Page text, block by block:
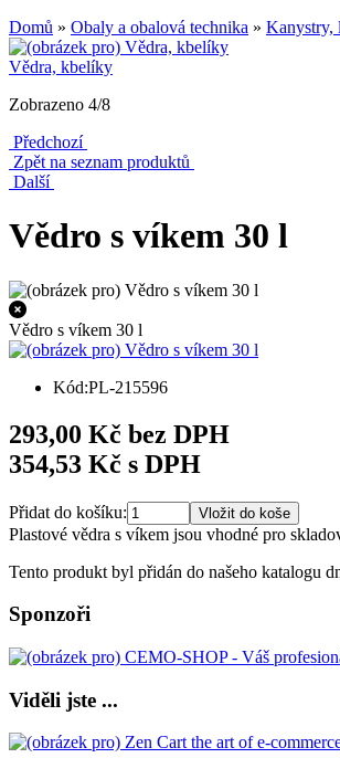
Domů » Obaly a obalová technika » Kanystry,
Vědra, kbelíky
Zobrazeno 4/8
Předchozí
Zpět na seznam produktů
Další
Vědro s víkem 30 l
Vědro s víkem 30 l
Kód:PL-215596
293,00 Kč bez DPH
354,53 Kč s DPH
Přidat do košíku:
Plastové vědra s víkem jsou vhodné pro
Tento produkt byl přidán do našeho katalogu
Sponzoři
Viděli jste ...